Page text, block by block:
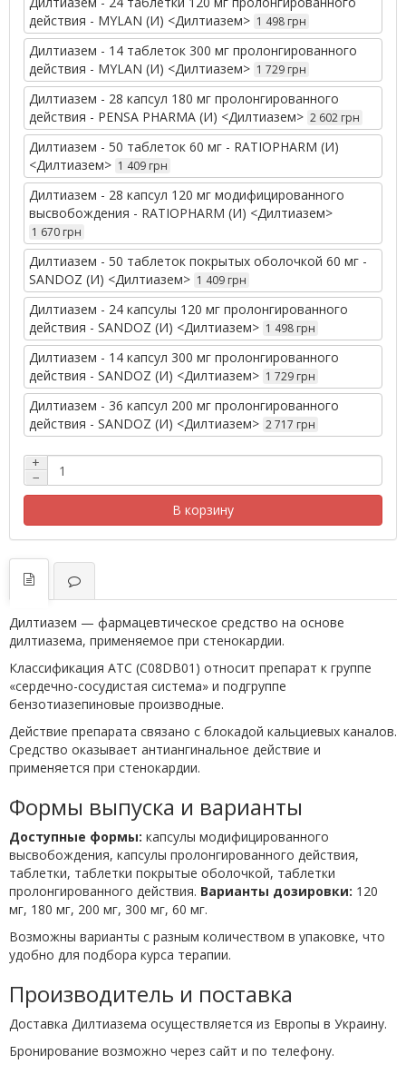
действия - MYLAN (И) <Дилтиазем> 1 498 грн
Дилтиазем - 14 таблеток 300 мг пролонгированного
действия - MYLAN (И) <Дилтиазем> 1 729 грн
Дилтиазем - 28 капсул 180 мг пролонгированного
действия - PENSA PHARMA (И) <Дилтиазем> 2 602 грн
Дилтиазем - 50 таблеток 60 мг - RATIOPHARM (И)
<Дилтиазем> 1 409 грн
Дилтиазем - 28 капсул 120 мг модифицированного
высвобождения - RATIOPHARM (И) <Дилтиазем>
1 670 грн
Дилтиазем - 50 таблеток покрытых оболочкой 60 мг -
SANDOZ (И) <Дилтиазем> 1 409 грн
Дилтиазем - 24 капсулы 120 мг пролонгированного
действия - SANDOZ (И) <Дилтиазем> 1 498 грн
Дилтиазем - 14 капсул 300 мг пролонгированного
действия - SANDOZ (И) <Дилтиазем> 1 729 грн
Дилтиазем - 36 капсул 200 мг пролонгированного
действия - SANDOZ (И) <Дилтиазем> 2 717 грн
+
−
В корзину
Дилтиазем — фармацевтическое средство на основе
дилтиазема, применяемое при стенокардии.
Классификация ATC (C08DB01) относит препарат к группе
«сердечно-сосудистая система» и подгруппе
бензотиазепиновые производные.
Действие препарата связано с блокадой кальциевых каналов.
Средство оказывает антиангинальное действие и
применяется при стенокардии.
Формы выпуска и варианты
Доступные формы: капсулы модифицированного
высвобождения, капсулы пролонгированного действия,
таблетки, таблетки покрытые оболочкой, таблетки
пролонгированного действия. Варианты дозировки: 120
мг, 180 мг, 200 мг, 300 мг, 60 мг.
Возможны варианты с разным количеством в упаковке, что
удобно для подбора курса терапии.
Производитель и поставка
Доставка Дилтиазема осуществляется из Европы в Украину.
Бронирование возможно через сайт и по телефону.